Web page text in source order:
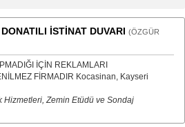
İSTİNAT DUVARI (ÖZGÜR
İÇİN REKLAMLARI
FİRMADIR Kocasinan, Kayseri
Zemin Etüdü ve Sondaj